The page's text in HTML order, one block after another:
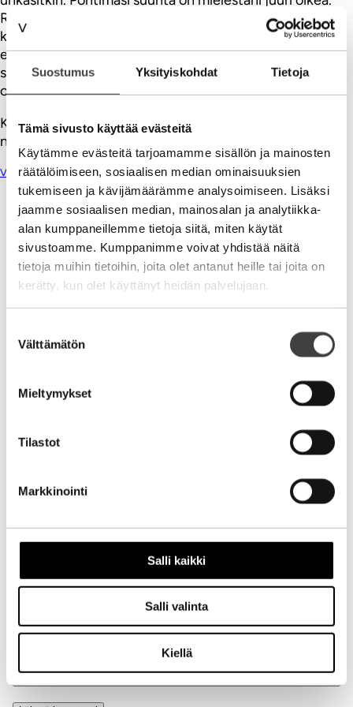
Suostumus Yksityiskohdat Tietoja
Tämä sivusto käyttää evästeitä
Käytämme evästeitä tarjoamamme sisällön ja mainosten
räätälöimiseen, sosiaalisen median ominaisuuksien
tukemiseen ja kävijämäärämme analysoimiseen. Lisäksi
jaamme sosiaalisen median, mainosalan ja analytiikka-
alan kumppaneillemme tietoja siitä, miten käytät
sivustoamme. Kumppanimme voivat yhdistää näitä
tietoja muihin tietoihin, joita olet antanut heille tai joita on
kerätty, kun olet käyttänyt heidän palvelujaan.
valinta
Välttämätön
Mieltymykset
Tilastot
Markkinointi
Salli kaikki
Salli valinta
Kiellä
Räksytys ja ruoskinta on nyt tehty, olemme jo häntä
koipien välissä ;). Nyt on aika mennä konkretiaan. Case-
esimerkit kiinnostavat aina ja niistä voi jokainen
soveltamalla löytää hyviä ja innostavia juttuja myös
omaan toimintaansa.
Kiitos kun jaksat ahkerasti kirjoittaa ja jakaa tietojasi –
näin ilmaiseksikin. Pienyrittäjä kiittää
Vastaa
Ville Tolvanen
18.01.2013
Kiitos! tästä on todella ”hyvä jatkaa.” perusta on
luotu. ilmpiiri ”tyhjennetty” ja nyt voidaan rakentaa.
kommentoikaa mitä kaippaatte… tiedän mikä
kiinnostaa. Kiitos Tiina! V
Vastaa